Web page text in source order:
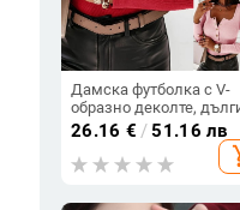
Дамска футболка с V-
образно деколте,
ръкави, А-образен
памучна материя
26.16 € /51.16 лв